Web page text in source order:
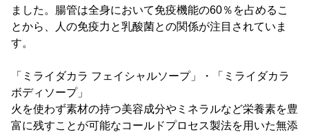
ました。腸管は全身において免疫機能の60％を占めるこ
とから、人の免疫力と乳酸菌との関係が注目されていま
す。
「ミライダカラ フェイシャルソープ」・「ミライダカラ
ボディソープ」
火を使わず素材の持つ美容成分やミネラルなど栄養素を豊
富に残すことが可能なコールドプロセス製法を用いた無添